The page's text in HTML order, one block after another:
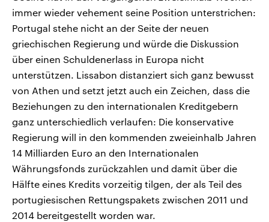
immer wieder vehement seine Position unterstrichen:
Portugal stehe nicht an der Seite der neuen
griechischen Regierung und würde die Diskussion
über einen Schuldenerlass in Europa nicht
unterstützen. Lissabon distanziert sich ganz bewusst
von Athen und setzt jetzt auch ein Zeichen, dass die
Beziehungen zu den internationalen Kreditgebern
ganz unterschiedlich verlaufen: Die konservative
Regierung will in den kommenden zweieinhalb Jahren
14 Milliarden Euro an den Internationalen
Währungsfonds zurückzahlen und damit über die
Hälfte eines Kredits vorzeitig tilgen, der als Teil des
portugiesischen Rettungspakets zwischen 2011 und
2014 bereitgestellt worden war.